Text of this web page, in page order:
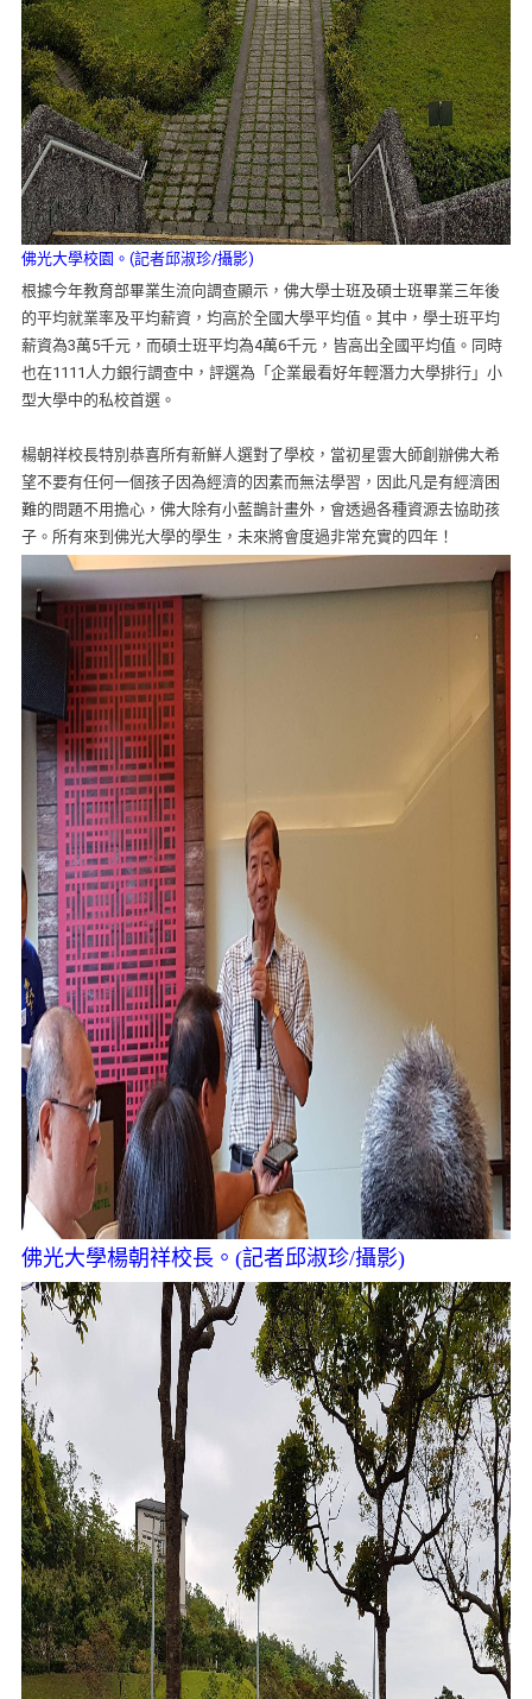
佛光大學校園。(記者邱淑珍/攝影)
根據今年教育部畢業生流向調查顯示，佛大學士班及碩士班畢業三年後
的平均就業率及平均薪資，均高於全國大學平均值。其中，學士班平均
薪資為3萬5千元，而碩士班平均為4萬6千元，皆高出全國平均值。同時
也在1111人力銀行調查中，評選為「企業最看好年輕潛力大學排行」小
型大學中的私校首選。
楊朝祥校長特別恭喜所有新鮮人選對了學校，當初星雲大師創辦佛大希
望不要有任何一個孩子因為經濟的因素而無法學習，因此凡是有經濟困
難的問題不用擔心，佛大除有小藍鵲計畫外，會透過各種資源去協助孩
子。所有來到佛光大學的學生，未來將會度過非常充實的四年！
佛光大學楊朝祥校長。(記者邱淑珍/攝影)